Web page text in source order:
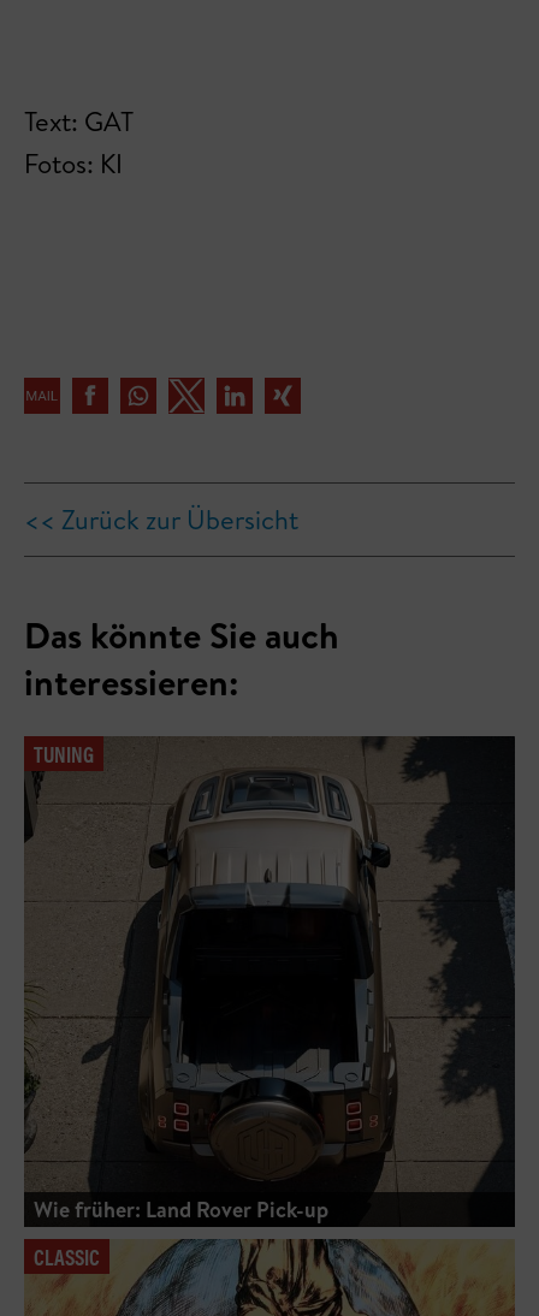
Text: GAT
Fotos: KI
<< Zurück zur Übersicht
Das könnte Sie auch
interessieren:
TUNING
Wie früher: Land Rover Pick-up
CLASSIC